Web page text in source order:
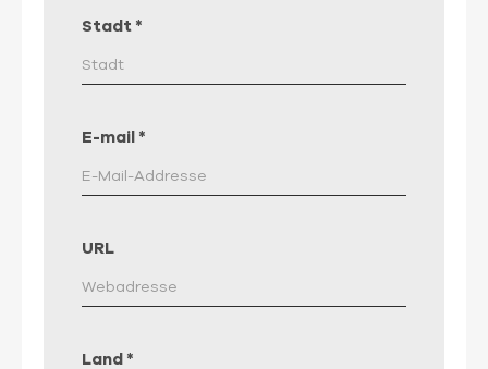
Stadt *
E-mail *
URL
Land *